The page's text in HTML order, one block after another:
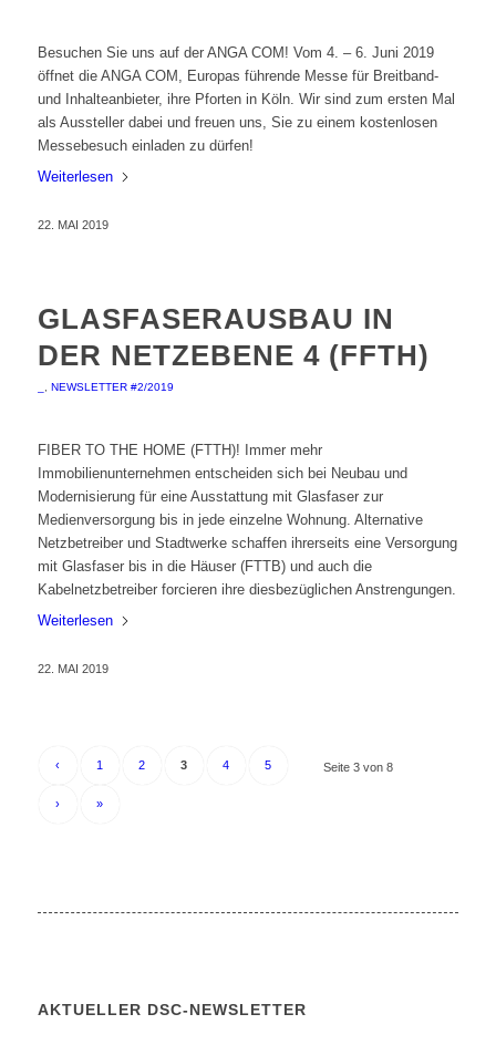
Besuchen Sie uns auf der ANGA COM! Vom 4. – 6. Juni 2019
öffnet die ANGA COM, Europas führende Messe für Breitband-
und Inhalteanbieter, ihre Pforten in Köln. Wir sind zum ersten Mal
als Aussteller dabei und freuen uns, Sie zu einem kostenlosen
Messebesuch einladen zu dürfen!
Weiterlesen
22. MAI 2019
GLASFASERAUSBAU IN
DER NETZEBENE 4 (FFTH)
NEWSLETTER #2/2019
FIBER TO THE HOME (FTTH)! Immer mehr
Immobilienunternehmen entscheiden sich bei Neubau und
Modernisierung für eine Ausstattung mit Glasfaser zur
Medienversorgung bis in jede einzelne Wohnung. Alternative
Netzbetreiber und Stadtwerke schaffen ihrerseits eine Versorgung
mit Glasfaser bis in die Häuser (FTTB) und auch die
Kabelnetzbetreiber forcieren ihre diesbezüglichen Anstrengungen.
Weiterlesen
22. MAI 2019
Seite 3 von 8
‹ 1 2 3 4 5
› »
AKTUELLER DSC-NEWSLETTER